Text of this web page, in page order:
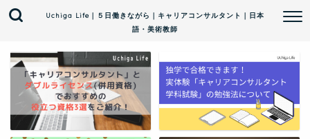
Uchiga Life｜５日働きながら｜キャリアコンサルタント｜日本
語・美術教師